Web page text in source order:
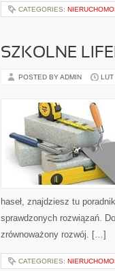
CATEGORIES:
SZKOLNE
POSTED BY ADMIN
haseł, znajdziesz tu
sprawdzonych rozwiązań.
zrównoważony rozwój. […]
CATEGORIES: